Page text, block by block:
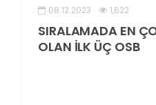
08.12.2023 1,622
SIRALAMADA EN
OLAN İLK ÜÇ OSB